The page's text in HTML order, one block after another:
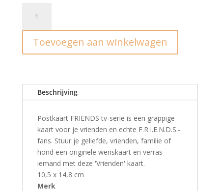
F.R.I.E.N.D.S
aantalToevoegen aan winkelwagen
Beschrijving
Postkaart FRIENDS tv-serie is een grappige
kaart voor je vrienden en echte F.R.I.E.N.D.S.-
fans. Stuur je geliefde, vrienden, familie of
hond een originele wenskaart en verras
iemand met deze 'Vrienden' kaart.
10,5 x 14,8 cm
Merk